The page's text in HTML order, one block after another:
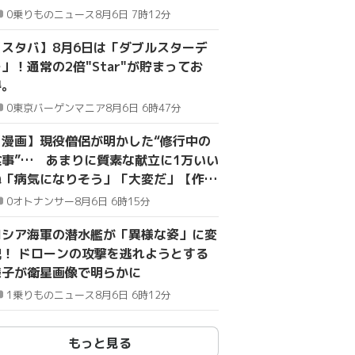
0乗りものニュース8月6日 7時12分
タバ】8月6日は「ダブルスターデ
！通常の2倍"Star"が貯まってお
0東京バーゲンマニア8月6日 6時47分
画】現役僧侶が明かした“修行中の
”… あまりに質素な献立に1万いい
病気になりそう」「大変だ」【作者
】
0オトナンサー8月6日 6時15分
ア海軍の潜水艦が「異様な姿」に変
ドローンの攻撃を逃れようとする
が衛星画像で明らかに
1 乗りものニュース8月6日 6時12分
もっと見る